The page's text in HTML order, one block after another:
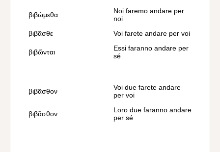
βιβώμεθα
Noi faremo andare per
noi
βιβᾶσθε
Voi farete andare per voi
βιβῶνται
Essi faranno andare per
sé
βιβᾶσθον
Voi due farete andare
per voi
βιβᾶσθον
Loro due faranno andare
per sé